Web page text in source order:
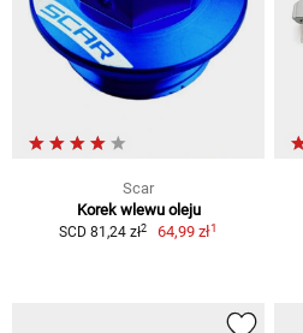
Scar
Korek wlewu oleju
SCD 81,24 zł2 64,99 zł1